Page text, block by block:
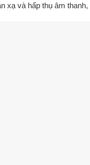
xạ và hấp thụ âm